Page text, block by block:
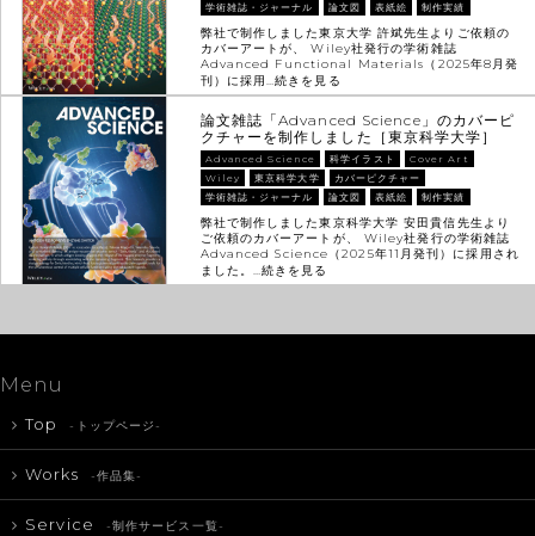
学術雑誌・ジャーナル
論文図 表紙絵 制作実績
弊社で制作しました東京大学 許斌先生よりご依頼の
カバーアートが、 Wiley社発行の学術雑誌
Advanced Functional Materials（2025年8月発
刊）に採用…続きを見る
論文雑誌「Advanced Science」のカバーピ
クチャーを制作しました［東京科学大学］
Advanced Science 科学イラスト
Cover Art
Wiley
東京科学大学
カバーピクチャー
学術雑誌・ジャーナル
論文図 表紙絵 制作実績
弊社で制作しました東京科学大学 安田貴信先生より
ご依頼のカバーアートが、 Wiley社発行の学術雑誌
Advanced Science（2025年11月発刊）に採用され
ました。…続きを見る
Menu
Top -トップページ-
Works -作品集-
Service -制作サービス一覧-